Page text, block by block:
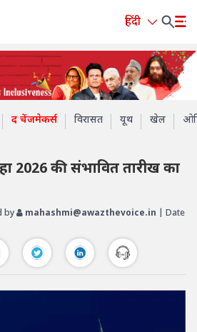
हिंदी
द चेंजमेकर्स विरासत यूथ खेल
2026 की संभावित तारीख का
by mahashmi@awazthevoice.in | Date